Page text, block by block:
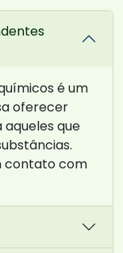
é um
oferecer
que
contato com